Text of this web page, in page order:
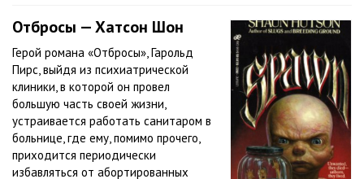
Отбросы — Хатсон Шон
Герой романа «Отбросы», Гарольд
Пирс, выйдя из психиатрической
клиники, в которой он провел
большую часть своей жизни,
устраивается работать санитаром в
больнице, где ему, помимо прочего,
приходится периодически
избавляться от абортированных